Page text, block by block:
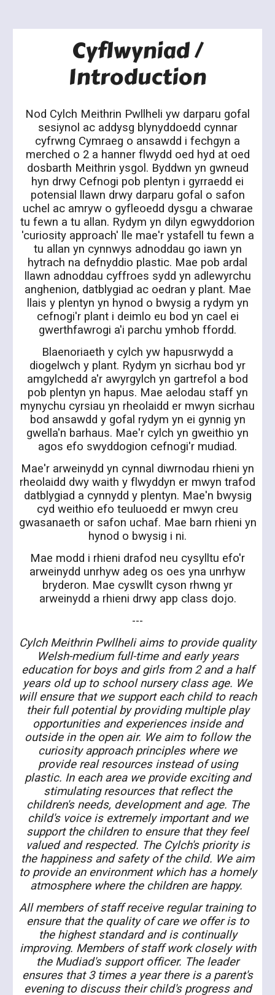
Cyflwyniad /
Introduction
Nod Cylch Meithrin Pwllheli yw darparu gofal
sesiynol ac addysg blynyddoedd cynnar
cyfrwng Cymraeg o ansawdd i fechgyn a
merched o 2 a hanner flwydd oed hyd at oed
dosbarth Meithrin ysgol. Byddwn yn gwneud
hyn drwy Cefnogi pob plentyn i gyrraedd ei
potensial llawn drwy darparu gofal o safon
uchel ac amryw o gyfleoedd dysgu a chwarae
tu fewn a tu allan. Rydym yn dilyn egwyddorion
'curiosity approach' lle mae'r ystafell tu fewn a
tu allan yn cynnwys adnoddau go iawn yn
hytrach na defnyddio plastic. Mae pob ardal
llawn adnoddau cyffroes sydd yn adlewyrchu
anghenion, datblygiad ac oedran y plant. Mae
llais y plentyn yn hynod o bwysig a rydym yn
cefnogi'r plant i deimlo eu bod yn cael ei
gwerthfawrogi a'i parchu ymhob ffordd.
Blaenoriaeth y cylch yw hapusrwydd a
diogelwch y plant. Rydym yn sicrhau bod yr
amgylchedd a'r awyrgylch yn gartrefol a bod
pob plentyn yn hapus. Mae aelodau staff yn
mynychu cyrsiau yn rheolaidd er mwyn sicrhau
bod ansawdd y gofal rydym yn ei gynnig yn
gwella'n barhaus. Mae'r cylch yn gweithio yn
agos efo swyddogion cefnogi'r mudiad.
Mae'r arweinydd yn cynnal diwrnodau rhieni yn
rheolaidd dwy waith y flwyddyn er mwyn trafod
datblygiad a cynnydd y plentyn. Mae'n bwysig
cyd weithio efo teuluoedd er mwyn creu
gwasanaeth or safon uchaf. Mae barn rhieni yn
hynod o bwysig i ni.
Mae modd i rhieni drafod neu cysylltu efo'r
arweinydd unrhyw adeg os oes yna unrhyw
bryderon. Mae cyswllt cyson rhwng yr
arweinydd a rhieni drwy app class dojo.
---
Cylch Meithrin Pwllheli aims to provide quality
Welsh-medium full-time and early years
education for boys and girls from 2 and a half
years old up to school nursery class age. We
will ensure that we support each child to reach
their full potential by providing multiple play
opportunities and experiences inside and
outside in the open air. We aim to follow the
curiosity approach principles where we
provide real resources instead of using
plastic. In each area we provide exciting and
stimulating resources that reflect the
children's needs, development and age. The
child's voice is extremely important and we
support the children to ensure that they feel
valued and respected. The Cylch's priority is
the happiness and safety of the child. We aim
to provide an environment which has a homely
atmosphere where the children are happy.
All members of staff receive regular training to
ensure that the quality of care we offer is to
the highest standard and is continually
improving. Members of staff work closely with
the Mudiad's support officer. The leader
ensures that 3 times a year there is a parent's
evening to discuss their child's progress and